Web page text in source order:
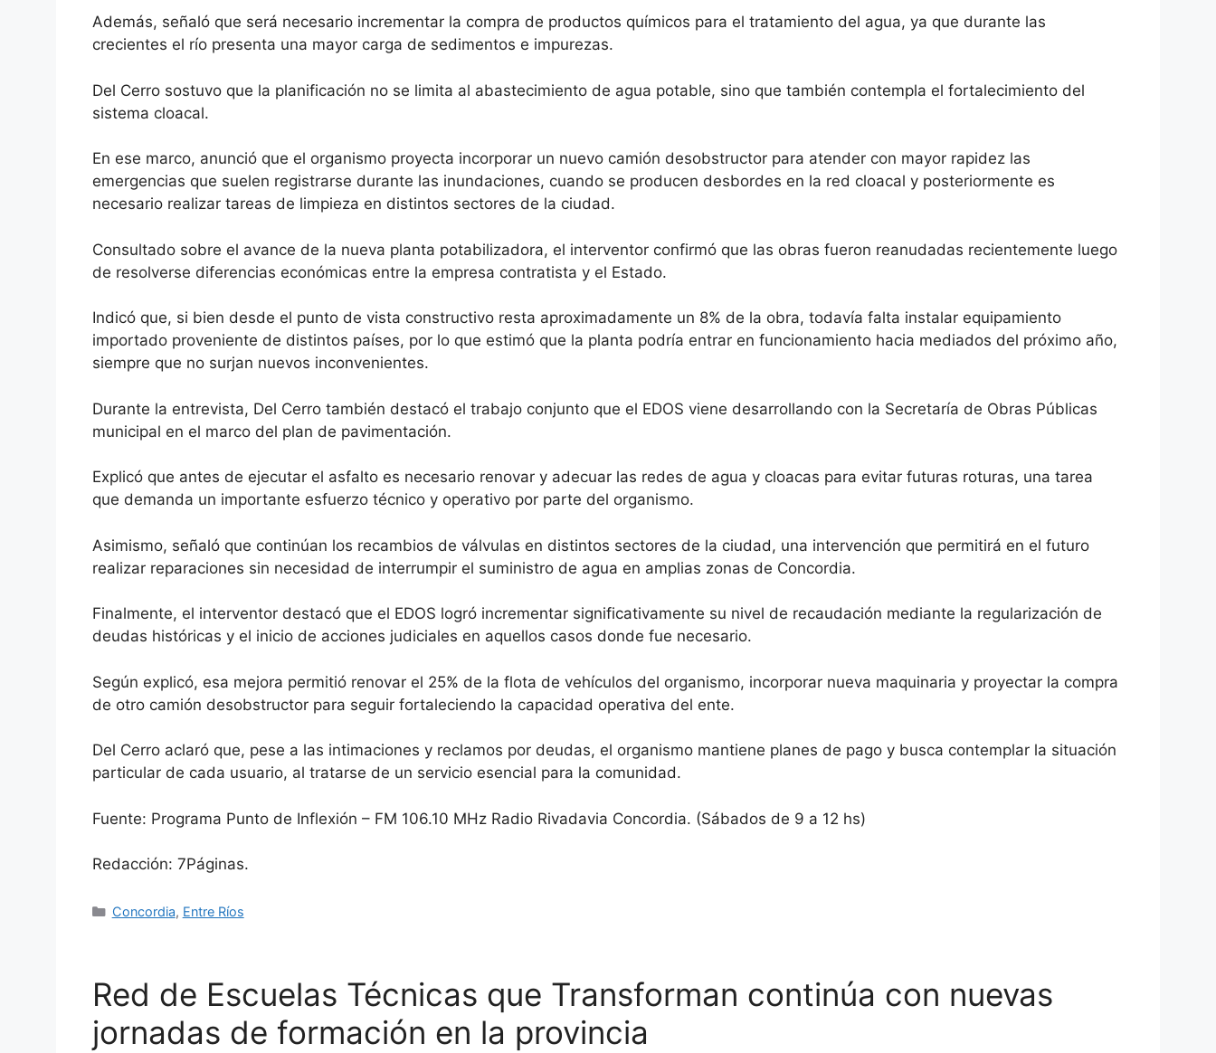
Además, señaló que será necesario incrementar la compra de productos químicos para el tratamiento del agua, ya que durante las
crecientes el río presenta una mayor carga de sedimentos e impurezas.
Del Cerro sostuvo que la planificación no se limita al abastecimiento de agua potable, sino que también contempla el fortalecimiento del
sistema cloacal.
En ese marco, anunció que el organismo proyecta incorporar un nuevo camión desobstructor para atender con mayor rapidez las
emergencias que suelen registrarse durante las inundaciones, cuando se producen desbordes en la red cloacal y posteriormente es
necesario realizar tareas de limpieza en distintos sectores de la ciudad.
Consultado sobre el avance de la nueva planta potabilizadora, el interventor confirmó que las obras fueron reanudadas recientemente luego
de resolverse diferencias económicas entre la empresa contratista y el Estado.
Indicó que, si bien desde el punto de vista constructivo resta aproximadamente un 8% de la obra, todavía falta instalar equipamiento
importado proveniente de distintos países, por lo que estimó que la planta podría entrar en funcionamiento hacia mediados del próximo año,
siempre que no surjan nuevos inconvenientes.
Durante la entrevista, Del Cerro también destacó el trabajo conjunto que el EDOS viene desarrollando con la Secretaría de Obras Públicas
municipal en el marco del plan de pavimentación.
Explicó que antes de ejecutar el asfalto es necesario renovar y adecuar las redes de agua y cloacas para evitar futuras roturas, una tarea
que demanda un importante esfuerzo técnico y operativo por parte del organismo.
Asimismo, señaló que continúan los recambios de válvulas en distintos sectores de la ciudad, una intervención que permitirá en el futuro
realizar reparaciones sin necesidad de interrumpir el suministro de agua en amplias zonas de Concordia.
Finalmente, el interventor destacó que el EDOS logró incrementar significativamente su nivel de recaudación mediante la regularización de
deudas históricas y el inicio de acciones judiciales en aquellos casos donde fue necesario.
Según explicó, esa mejora permitió renovar el 25% de la flota de vehículos del organismo, incorporar nueva maquinaria y proyectar la compra
de otro camión desobstructor para seguir fortaleciendo la capacidad operativa del ente.
Del Cerro aclaró que, pese a las intimaciones y reclamos por deudas, el organismo mantiene planes de pago y busca contemplar la situación
particular de cada usuario, al tratarse de un servicio esencial para la comunidad.
Fuente: Programa Punto de Inflexión – FM 106.10 MHz Radio Rivadavia Concordia. (Sábados de 9 a 12 hs)
Redacción: 7Páginas.
Categorías
Concordia, Entre Ríos
Red de Escuelas Técnicas que Transforman continúa con nuevas
jornadas de formación en la provincia